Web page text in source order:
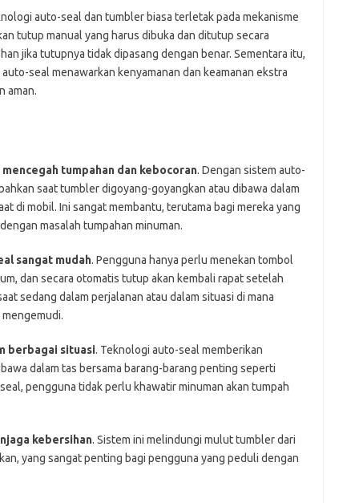
auto-seal dan tumbler biasa terletak pada mekanisme
tutup manual yang harus dibuka dan ditutup secara
jika tutupnya tidak dipasang dengan benar. Sementara itu,
seal menawarkan kenyamanan dan keamanan ekstra
aman.
mencegah tumpahan dan kebocoran. Dengan sistem auto-
saat tumbler digoyang-goyangkan atau dibawa dalam
di mobil. Ini sangat membantu, terutama bagi mereka yang
masalah tumpahan minuman.
sangat mudah. Pengguna hanya perlu menekan tombol
dan secara otomatis tutup akan kembali rapat setelah
sedang dalam perjalanan atau dalam situasi di mana
berbagai situasi. Teknologi auto-seal memberikan
dalam tas bersama barang-barang penting seperti
pengguna tidak perlu khawatir minuman akan tumpah
kebersihan. Sistem ini melindungi mulut tumbler dari
yang sangat penting bagi pengguna yang peduli dengan